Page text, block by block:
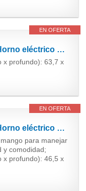
EN OFERTA
Orbegozo HOT 710 - Horno eléctrico de sobremesa con convección, 70 L, rustidor, termostato...
x profundo): 63,7 x
EN OFERTA
Orbegozo HOT 256 - Horno eléctrico de sobremesa con convección, 25 L, temporizador, termostato...
para manejar
y comodidad;
x profundo): 46,5 x